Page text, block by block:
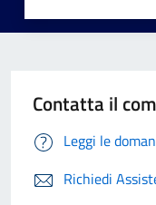
Contatta il
Leggi le
Richiedi